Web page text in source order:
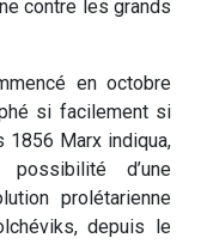
contre les grands
en octobre
si facilement si
1856 Marx indiqua,
d’une
prolétarienne
depuis le